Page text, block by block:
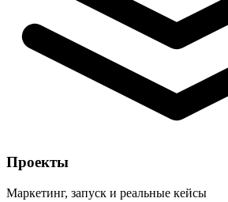
Проекты
Маркетинг, запуск и реальные кейсы